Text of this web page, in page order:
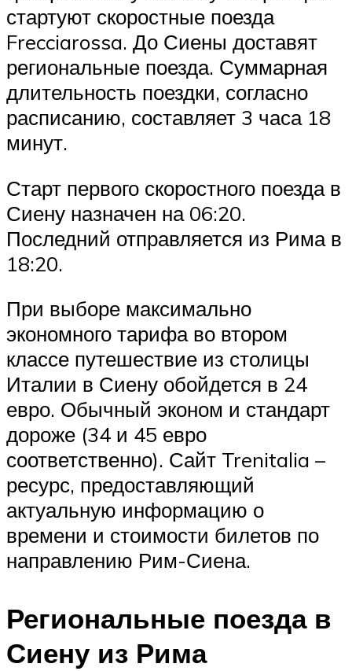
стартуют скоростные поезда
Frecciarossa. До Сиены доставят
региональные поезда. Суммарная
длительность поездки, согласно
расписанию, составляет 3 часа 18
минут.
Старт первого скоростного поезда в
Сиену назначен на 06:20.
Последний отправляется из Рима в
18:20.
При выборе максимально
экономного тарифа во втором
классе путешествие из столицы
Италии в Сиену обойдется в 24
евро. Обычный эконом и стандарт
дороже (34 и 45 евро
соответственно). Сайт Trenitalia –
ресурс, предоставляющий
актуальную информацию о
времени и стоимости билетов по
направлению Рим-Сиена.
Региональные поезда в
Сиену из Рима